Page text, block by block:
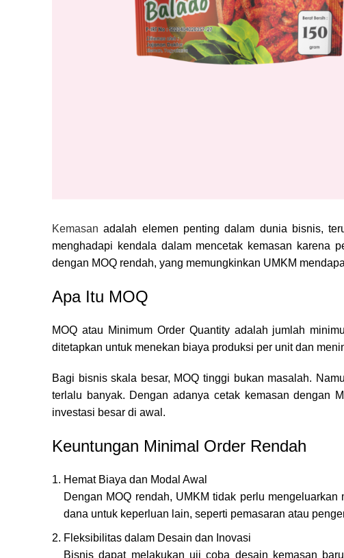
Kemasan adalah elemen penting dalam dunia bisnis,
menghadapi kendala dalam mencetak kemasan karena
dengan MOQ rendah, yang memungkinkan UMKM
Apa Itu MOQ
MOQ atau Minimum Order Quantity adalah jumlah
ditetapkan untuk menekan biaya produksi per unit dan
Bagi bisnis skala besar, MOQ tinggi bukan masalah.
terlalu banyak. Dengan adanya cetak kemasan dengan
investasi besar di awal.
Keuntungan Minimal Order Rendah
Hemat Biaya dan Modal Awal
Dengan MOQ rendah, UMKM tidak perlu
dana untuk keperluan lain, seperti pemasaran atau
Fleksibilitas dalam Desain dan Inovasi
Bisnis dapat melakukan uji coba desain kemasan